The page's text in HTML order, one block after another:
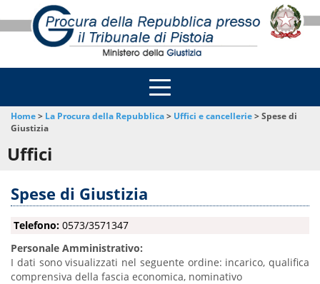
Home> La Procura della Repubblica> Uffici e cancellerie>Spese di
Giustizia
Uffici
Spese di Giustizia
Telefono: 0573/3571347
Personale Amministrativo:
I dati sono visualizzati nel seguente ordine: incarico, qualifica
comprensiva della fascia economica, nominativo